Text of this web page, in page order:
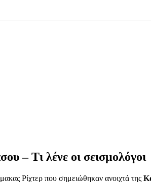
– Τι λένε οι σεισμολόγοι
Ρίχτερ που σημειώθηκαν ανοιχτά της